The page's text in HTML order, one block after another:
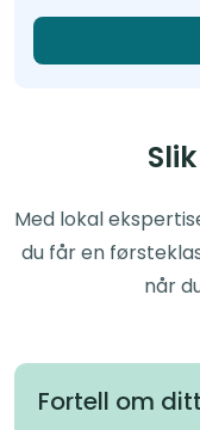
Med lokal
du får en
når
Fortell om